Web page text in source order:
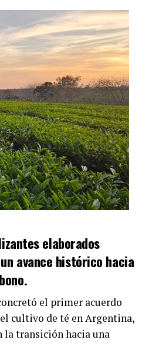
elaborados
avance histórico hacia
el primer acuerdo
cultivo de té en Argentina,
la transición hacia una